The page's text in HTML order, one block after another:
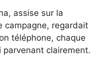
assise sur la
campagne, regardait
téléphone, chaque
clairement.